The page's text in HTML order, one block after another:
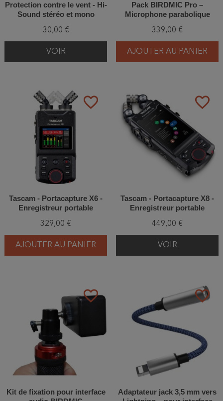
Protection contre le vent - Hi-
Sound stéréo et mono
30,00 €
VOIR
Pack BIRDMIC Pro –
Microphone parabolique
339,00 €
AJOUTER AU PANIER
favorite_border
Tascam - Portacapture X6 -
Enregistreur portable
329,00 €
AJOUTER AU PANIER
favorite_border
Tascam - Portacapture X8 -
Enregistreur portable
449,00 €
VOIR
favorite_border
Kit de fixation pour interface
favorite_border
Adaptateur jack 3,5 mm vers